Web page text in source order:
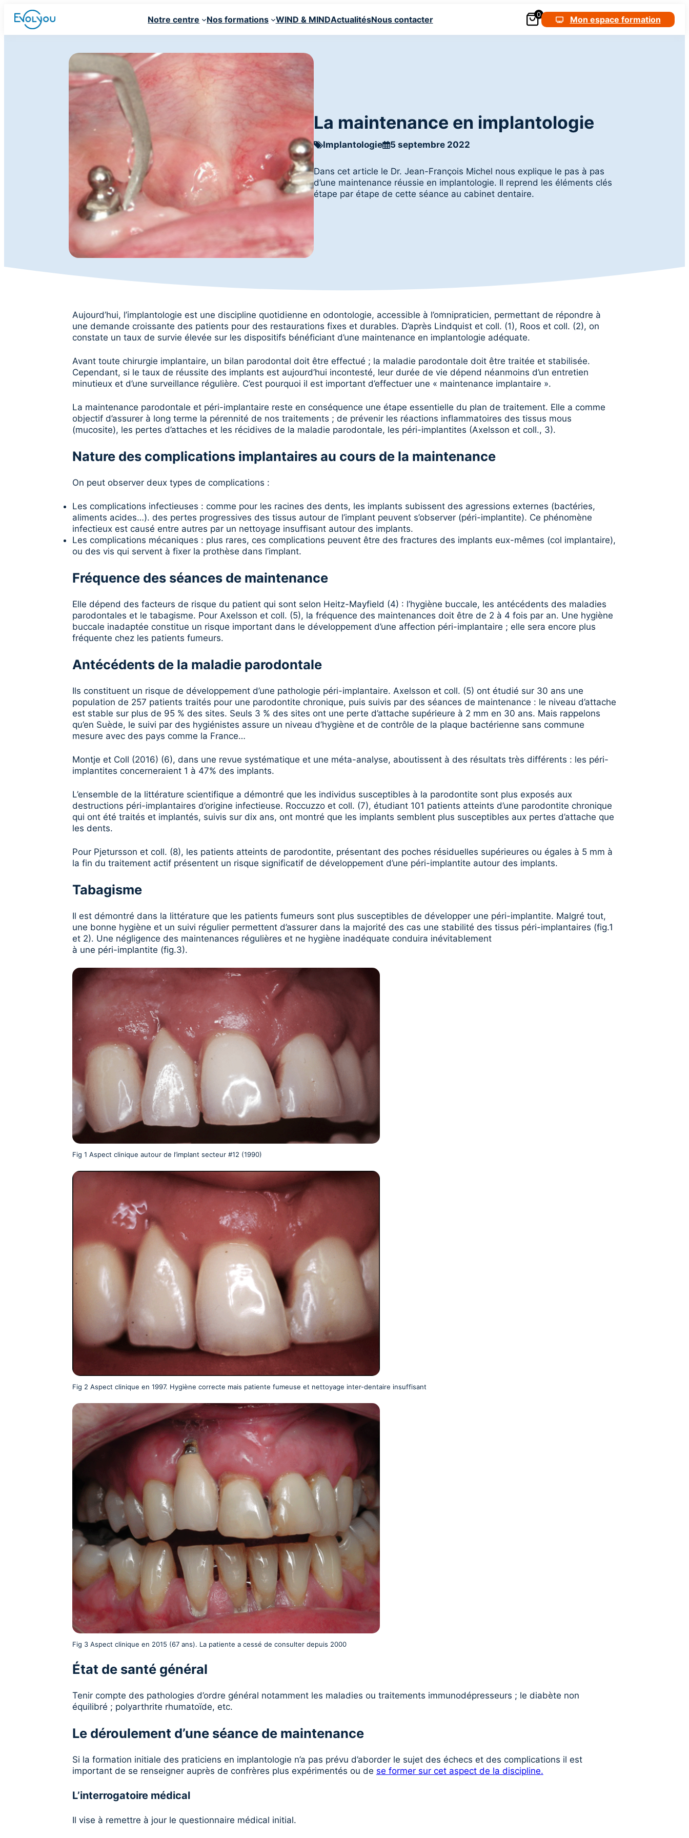
Au cœur de votre pratique Nous contacter +33 (0)6 18 25 05 05
Notre centre Nos formations WIND & MINDActualitésNous contacter
0
Mon espace formation
La maintenance en implantologie
Implantologie 5 septembre 2022
Dans cet article le Dr. Jean-François Michel nous explique le pas à pas
d’une maintenance réussie en implantologie. Il reprend les éléments clés
étape par étape de cette séance au cabinet dentaire.
Aujourd’hui, l’implantologie est une discipline quotidienne en odontologie, accessible à l’omnipraticien, permettant de répondre à
une demande croissante des patients pour des restaurations fixes et durables. D’après Lindquist et coll. (1), Roos et coll. (2), on
constate un taux de survie élevée sur les dispositifs bénéficiant d’une maintenance en implantologie adéquate.
Avant toute chirurgie implantaire, un bilan parodontal doit être effectué ; la maladie parodontale doit être traitée et stabilisée.
Cependant, si le taux de réussite des implants est aujourd’hui incontesté, leur durée de vie dépend néanmoins d’un entretien
minutieux et d’une surveillance régulière. C’est pourquoi il est important d’effectuer une « maintenance implantaire ».
La maintenance parodontale et péri-implantaire reste en conséquence une étape essentielle du plan de traitement. Elle a comme
objectif d’assurer à long terme la pérennité de nos traitements ; de prévenir les réactions inflammatoires des tissus mous
(mucosite), les pertes d’attaches et les récidives de la maladie parodontale, les péri-implantites (Axelsson et coll., 3).
Nature des complications implantaires au cours de la maintenance
On peut observer deux types de complications :
Les complications infectieuses : comme pour les racines des dents, les implants subissent des agressions externes (bactéries,
aliments acides…). des pertes progressives des tissus autour de l’implant peuvent s’observer (péri-implantite). Ce phénomène
infectieux est causé entre autres par un nettoyage insuffisant autour des implants.
Les complications mécaniques : plus rares, ces complications peuvent être des fractures des implants eux-mêmes (col implantaire),
ou des vis qui servent à fixer la prothèse dans l’implant.
Fréquence des séances de maintenance
Elle dépend des facteurs de risque du patient qui sont selon Heitz-Mayfield (4) : l’hygiène buccale, les antécédents des maladies
parodontales et le tabagisme. Pour Axelsson et coll. (5), la fréquence des maintenances doit être de 2 à 4 fois par an. Une hygiène
buccale inadaptée constitue un risque important dans le développement d’une affection péri-implantaire ; elle sera encore plus
fréquente chez les patients fumeurs.
Antécédents de la maladie parodontale
Ils constituent un risque de développement d’une pathologie péri-implantaire. Axelsson et coll. (5) ont étudié sur 30 ans une
population de 257 patients traités pour une parodontite chronique, puis suivis par des séances de maintenance : le niveau d’attache
est stable sur plus de 95 % des sites. Seuls 3 % des sites ont une perte d’attache supérieure à 2 mm en 30 ans. Mais rappelons
qu’en Suède, le suivi par des hygiénistes assure un niveau d’hygiène et de contrôle de la plaque bactérienne sans commune
mesure avec des pays comme la France…
Montje et Coll (2016) (6), dans une revue systématique et une méta-analyse, aboutissent à des résultats très différents : les péri-
implantites concerneraient 1 à 47% des implants.
L’ensemble de la littérature scientifique a démontré que les individus susceptibles à la parodontite sont plus exposés aux
destructions péri-implantaires d’origine infectieuse. Roccuzzo et coll. (7), étudiant 101 patients atteints d’une parodontite chronique
qui ont été traités et implantés, suivis sur dix ans, ont montré que les implants semblent plus susceptibles aux pertes d’attache que
les dents.
Pour Pjetursson et coll. (8), les patients atteints de parodontite, présentant des poches résiduelles supérieures ou égales à 5 mm à
la fin du traitement actif présentent un risque significatif de développement d’une péri-implantite autour des implants.
Tabagisme
Il est démontré dans la littérature que les patients fumeurs sont plus susceptibles de développer une péri-implantite. Malgré tout,
une bonne hygiène et un suivi régulier permettent d’assurer dans la majorité des cas une stabilité des tissus péri-implantaires (fig.1
et 2). Une négligence des maintenances régulières et ne hygiène inadéquate conduira inévitablement
à une péri-implantite (fig.3).
Fig 1 Aspect clinique autour de l’implant secteur #12 (1990)
Fig 2 Aspect clinique en 1997. Hygiène correcte mais patiente fumeuse et nettoyage inter-dentaire insuffisant
Fig 3 Aspect clinique en 2015 (67 ans). La patiente a cessé de consulter depuis 2000
État de santé général
Tenir compte des pathologies d’ordre général notamment les maladies ou traitements immunodépresseurs ; le diabète non
équilibré ; polyarthrite rhumatoïde, etc.
Le déroulement d’une séance de maintenance
Si la formation initiale des praticiens en implantologie n’a pas prévu d’aborder le sujet des échecs et des complications il est
important de se renseigner auprès de confrères plus expérimentés ou de se former sur cet aspect de la discipline.
L’interrogatoire médical
Il vise à remettre à jour le questionnaire médical initial.